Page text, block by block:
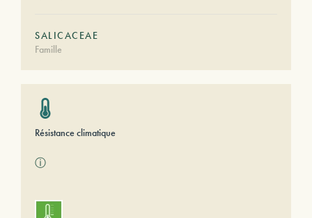
SALICACEAE
Famille
Résistance climatique
ⓘ